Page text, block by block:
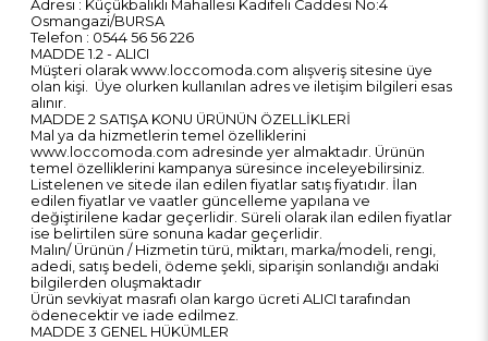
Adresi : Küçükbalıklı Mahallesi Kadifeli Caddesi No:4
Osmangazi/BURSA
Telefon : 0544 56 56 226
MADDE 1.2 - ALICI
Müşteri olarak www.loccomoda.com alışveriş sitesine üye
olan kişi. Üye olurken kullanılan adres ve iletişim bilgileri esas
alınır.
MADDE 2 SATIŞA KONU ÜRÜNÜN ÖZELLİKLERİ
Mal ya da hizmetlerin temel özelliklerini
www.loccomoda.com adresinde yer almaktadır. Ürünün
temel özelliklerini kampanya süresince inceleyebilirsiniz.
Listelenen ve sitede ilan edilen fiyatlar satış fiyatıdır. İlan
edilen fiyatlar ve vaatler güncelleme yapılana ve
değiştirilene kadar geçerlidir. Süreli olarak ilan edilen fiyatlar
ise belirtilen süre sonuna kadar geçerlidir.
Malın/ Ürünün / Hizmetin türü, miktarı, marka/modeli, rengi,
adedi, satış bedeli, ödeme şekli, siparişin sonlandığı andaki
bilgilerden oluşmaktadır
Ürün sevkiyat masrafı olan kargo ücreti ALICI tarafından
ödenecektir ve iade edilmez.
MADDE 3 GENEL HÜKÜMLER